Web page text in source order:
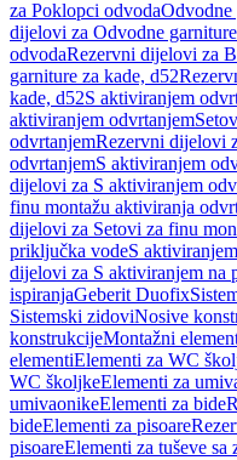
za Poklopci odvodaOdvodne
dijelovi za Odvodne garniture
odvodaRezervni dijelovi za
garniture za kade, d52
kade, d52S aktiviranjem
aktiviranjem odvrtanjem
odvrtanjemRezervni dijelovi
odvrtanjemS aktiviranjem
dijelovi za S aktiviranjem
finu montažu aktiviranja
dijelovi za Setovi za finu
priključka vodeS
dijelovi za S aktiviranjem na
ispiranjaGeberit Duofix
Sistemski zidoviNosive
konstrukcijeMontažni
elementiElementi za WC
WC školjkeElementi za
umivaonikeElementi za bide
bideElementi za pisoare
pisoareElementi za tuševe